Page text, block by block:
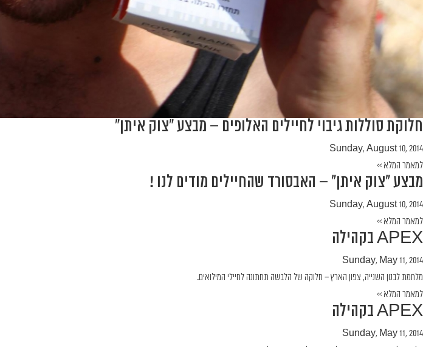
חלוקת סוללות גיבוי לחיילים האלופים – מבצע "צוק איתן"
Sunday, August 10, 2014
למאמר המלא >>
מבצע "צוק איתן" – האבסורד שהחיילים מודים לנו !
Sunday, August 10, 2014
למאמר המלא >>
APEX בקהילה
Sunday, May 11, 2014
מלחמת לבנון השנייה, צפון הארץ – חלוקה של הלבשה תחתונה לחיילי המילואים.
למאמר המלא >>
APEX בקהילה
Sunday, May 11, 2014